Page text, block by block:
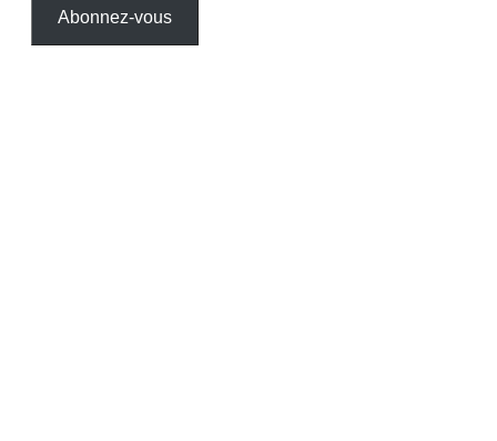
Abonnez-vous